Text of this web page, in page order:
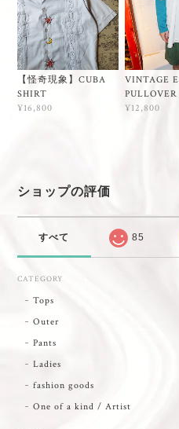
【怪奇現象】CUBA
SHIRT
¥16,800
VINTAGE
PULLOVER
¥12,800
ショップの評価
すべて 85
CATEGORY
Tops
Outer
Pants
Ladies
fashion goods
One of a kind / Artist